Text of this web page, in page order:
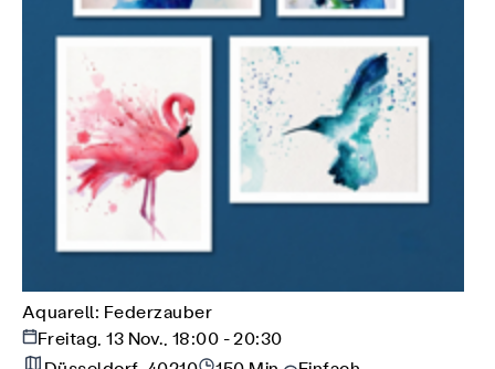
Aquarell: Federzauber
Freitag, 13 Nov., 18:00 - 20:30